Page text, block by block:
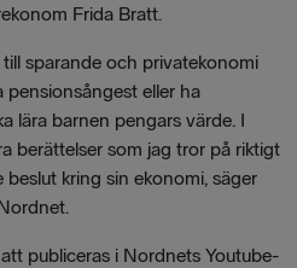
Frida Bratt.
sparande och privatekonomi
pensionsångest eller ha
lära barnen pengars värde. I
berättelser som jag tror på riktigt
kring sin ekonomi, säger
publiceras i Nordnets Youtube-